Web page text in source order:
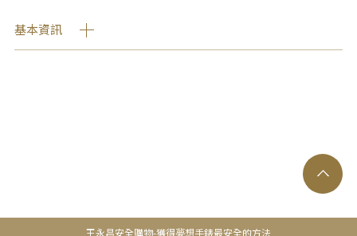
基本資訊
王永昌安全購物-獲得夢想手錶最安全的方法